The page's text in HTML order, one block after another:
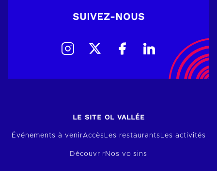
SUIVEZ-NOUS
LE SITE OL VALLÉE
Événements à venirAccèsLes restaurantsLes activités
Découvrir Nos voisins